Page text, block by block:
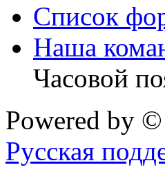
Список
Наша
Часовой
Powered by ©
Русская